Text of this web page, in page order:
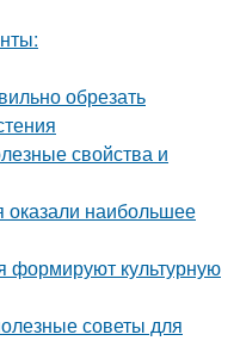
обрезать
свойства и
оказали наибольшее
формируют культурную
советы для